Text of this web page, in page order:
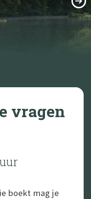
vragen
boekt mag je